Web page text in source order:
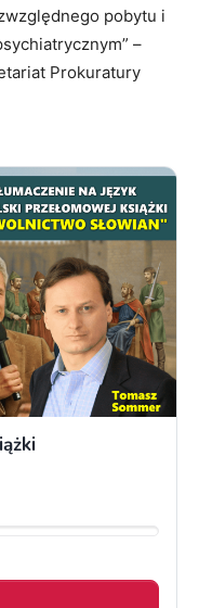
pobytu i
–
Prokuratury